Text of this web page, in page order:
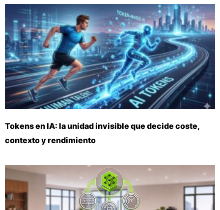
Tokens en IA: la unidad invisible que decide coste,
contexto y rendimiento